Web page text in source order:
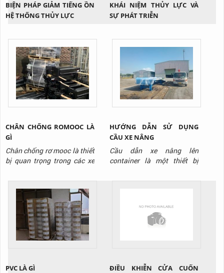
BIỆN PHÁP GIẢM TIẾNG ỒN
HỆ THỐNG THỦY LỰC
KHÁI NIỆM THỦY LỰC VÀ
SỰ PHÁT TRIỄN
CHÂN CHỐNG ROMOOC LÀ
GÌ
Chân chống rơ mooc là thiết
bị quan trọng trong các xe
nâng đỡ cho thùng xe và
làm thiết bị nâng đỡ cho quá
trình chuyển đổi đầu xe, trao
đổi vận hành, trao đổi hàng
hóa hay là bảo trì bảo
dưỡng. Nó hoạt động bởi
chơ chế nâng hạ bởi bánh
HƯỚNG DẪN SỬ DỤNG
CẦU XE NÂNG
Cầu dẫn xe nâng lên
container là một thiết bị
phổ biến ở nhiều kho xưởng.
phải ai cũng biết cách sử
dụng đúng để đảm bảo an
PVC LÀ GÌ
ĐIỀU KHIỄN CỬA CUỐN